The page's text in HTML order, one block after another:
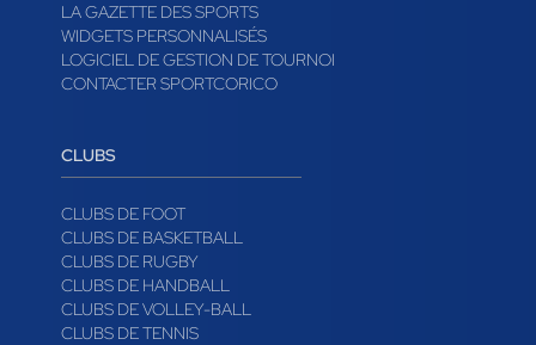
LA GAZETTE DES SPORTS
WIDGETS PERSONNALISÉS
LOGICIEL DE GESTION DE TOURNOI
CONTACTER SPORTCORICO
CLUBS
CLUBS DE FOOT
CLUBS DE BASKETBALL
CLUBS DE RUGBY
CLUBS DE HANDBALL
CLUBS DE VOLLEY-BALL
CLUBS DE TENNIS